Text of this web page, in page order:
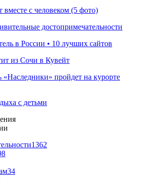
вместе с человеком (5 фото)
достопримечательности
в России • 10 лучших сайтов
из Сочи в Кувейт
пройдет на курорте
с детьми
1362
34